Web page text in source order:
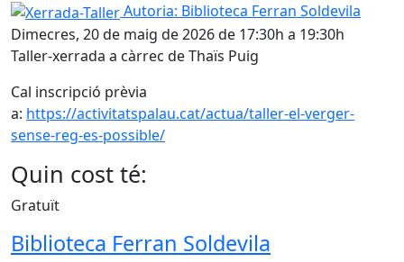
Xerrada-Taller
Autoria: Biblioteca Ferran Soldevila
Dimecres, 20 de maig de 2026 de 17:30h a 19:30h
Taller-xerrada a càrrec de Thaïs Puig
Cal inscripció prèvia
a: https://activitatspalau.cat/actua/taller-el-verger-
sense-reg-es-possible/
Quin cost té:
Gratuït
Biblioteca Ferran Soldevila